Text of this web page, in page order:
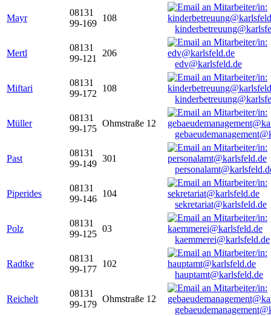
Mayr
08131
99-169
108
Mertl
08131
99-121
206
edv@karlsfeld.de
Miftari
08131
99-172
108
Müller
08131
99-175
Ohmstraße 12
Past
08131
99-149
301
Piperides
08131
99-146
104
sekretariat@karlsfeld.de
Polz
08131
99-125
03
kaemmerei@karlsfeld.de
Radtke
08131
99-177
102
hauptamt@karlsfeld.de
Reichelt
08131
99-179
Ohmstraße 12